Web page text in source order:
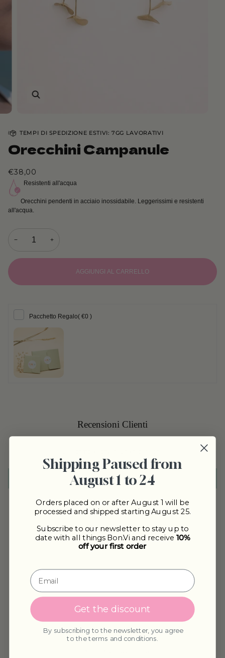
TEMPI DI SPEDIZIONE ESTIVI: 7GG LAVORATIVI
Orecchini Campanule
€38,00
Resistenti all'acqua
Orecchini pendenti in acciaio inossidabile. Leggerissimi e resistenti
all'acqua.
− +
AGGIUNGI AL CARRELLO
Pacchetto Regalo( €0 )
Recensioni Clienti
Scrivi una recensione
POTREBBE INTERESSARTI
Shipping Paused from
August 1 to 24
Orders placed on or after August 1 will be
processed and shipped starting August 25.
Subscribe to our newsletter to stay up to
date with all things Bon.Vi and receive 10%
off your first order
Get the discount
By subscribing to the newsletter, you agree
to the terms and conditions.